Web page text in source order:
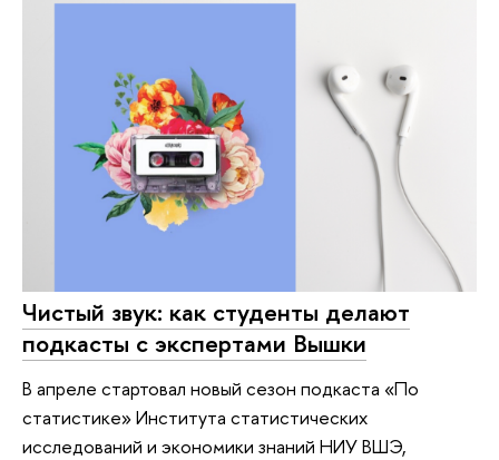
Чистый звук: как студенты делают
подкасты с экспертами Вышки
В апреле стартовал новый сезон подкаста «По
статистике» Института статистических
исследований и экономики знаний НИУ ВШЭ,